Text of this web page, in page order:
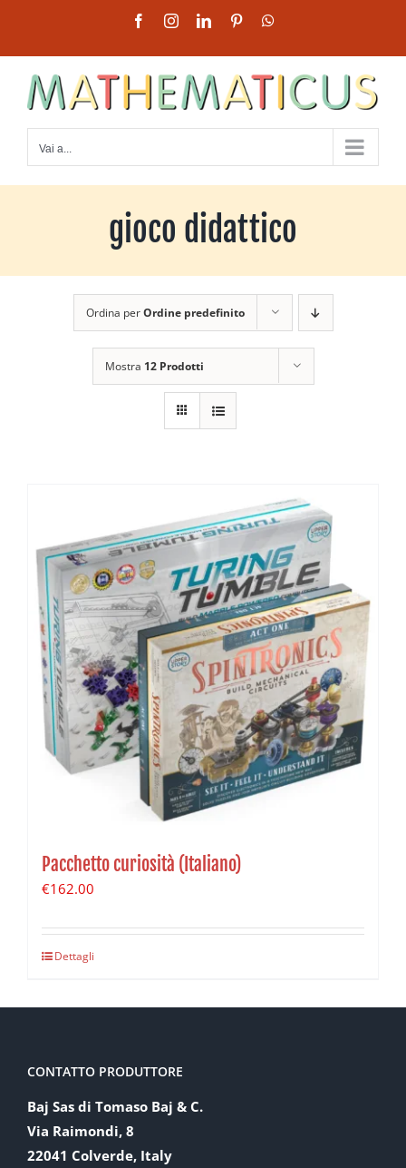
contenuto
FacebookInstagramLinkedInPinterest
Vai a...
gioco didattico
Ordina perOrdine predefinito
Mostra 12 Prodotti
Pacchetto curiosità (Italiano)
€162.00
Dettagli
CONTATTO PRODUTTORE
Baj Sas di Tomaso Baj & C.
Via Raimondi, 8
22041 Colverde, Italy